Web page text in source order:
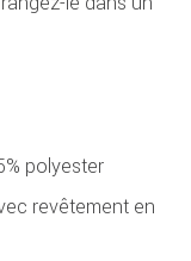
polyester
revêtement en